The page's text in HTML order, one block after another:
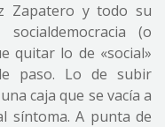
Zapatero y todo su
(o
quitar lo de «social»
paso. Lo de subir
caja que se vacía a
síntoma. A punta de